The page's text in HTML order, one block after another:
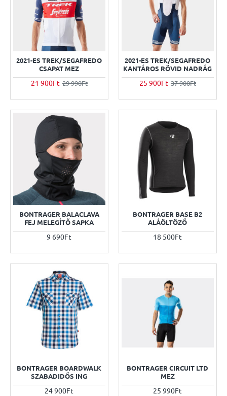
2021-ES TREK/SEGAFREDO
CSAPAT MEZ
21 900Ft 29 990Ft
2021-ES TREK/SEGAFREDO
KANTÁROS RÖVID NADRÁG
25 900Ft 37 900Ft
BONTRAGER BALACLAVA
FEJ MELEGÍTŐ SAPKA
9 690Ft
BONTRAGER BASE B2
ALÁÖLTÖZŐ
18 500Ft
BONTRAGER BOARDWALK
SZABADIDŐS ING
24 900Ft
BONTRAGER CIRCUIT LTD
MEZ
25 990Ft